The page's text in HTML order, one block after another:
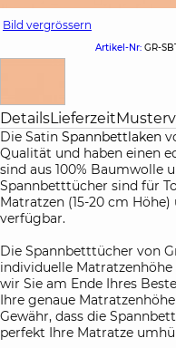
Bild vergrössern
Artikel-Nr: GR-
DetailsLieferzeit
Die Satin Spannbettlaken
Qualität und haben einen
sind aus 100% Baumwolle
Spannbetttücher sind für
Matratzen (15-20 cm
verfügbar.
Die Spannbetttücher von
individuelle
wir Sie am Ende Ihres
Ihre genaue
Gewähr, dass die
perfekt Ihre Matratze